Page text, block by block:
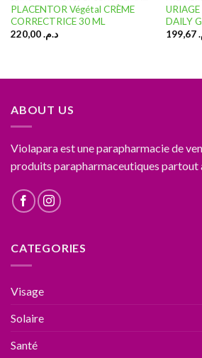
PLACENTOR Végétal CRÈME
CORRECTRICE 30 ML
د.م.220,00
DAILY
199,67
ABOUT US
Violapara est une parapharmacie de
produits parapharmaceutiques partout
CATEGORIES
Visage
Solaire
Santé